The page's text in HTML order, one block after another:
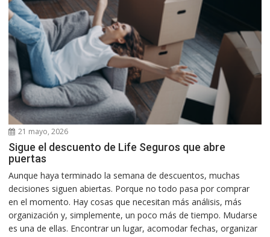
21 mayo, 2026
Sigue el descuento de Life Seguros que abre
puertas
Aunque haya terminado la semana de descuentos, muchas
decisiones siguen abiertas. Porque no todo pasa por comprar
en el momento. Hay cosas que necesitan más análisis, más
organización y, simplemente, un poco más de tiempo. Mudarse
es una de ellas. Encontrar un lugar, acomodar fechas, organizar